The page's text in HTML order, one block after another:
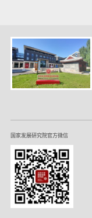
国家发展研究院官方微信